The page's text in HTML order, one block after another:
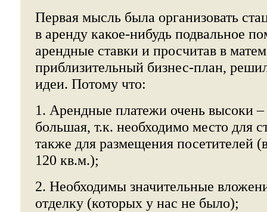
Первая мысль была организовать
в аренду какое-нибудь подвальное
арендные ставки и просчитав в
приблизительный бизнес-план,
идеи. Потому что:
1. Арендные платежи очень высоки –
большая, т.к. необходимо место для
также для размещения посетителей
120 кв.м.);
2. Необходимы значительные
отделку (которых у нас не было);